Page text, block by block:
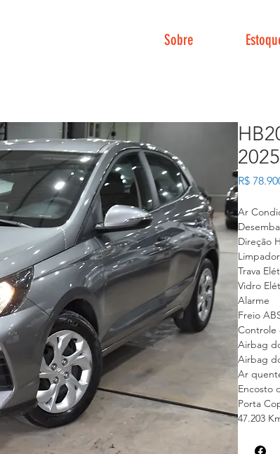
Sobre
R$
Ar
Direção
Trava
Vidro
Alarme
Freio
Controle
Airbag
Airbag
Ar
Encosto
Porta
47.203